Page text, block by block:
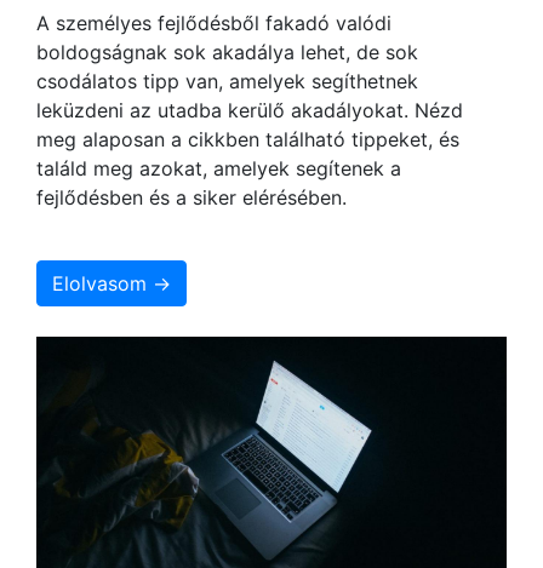
A személyes fejlődésből fakadó valódi
boldogságnak sok akadálya lehet, de sok
csodálatos tipp van, amelyek segíthetnek
leküzdeni az utadba kerülő akadályokat. Nézd
meg alaposan a cikkben található tippeket, és
találd meg azokat, amelyek segítenek a
fejlődésben és a siker elérésében.
Elolvasom →